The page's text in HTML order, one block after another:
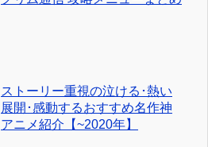
ストーリー重視の泣ける･熱い
展開･感動するおすすめ名作神
アニメ紹介【~2020年】